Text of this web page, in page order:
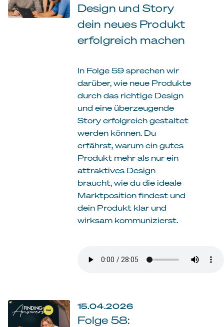
Design und Story
dein neues Produkt
erfolgreich machen
In Folge 59 sprechen wir
darüber, wie neue Produkte
durch das richtige Design
und eine überzeugende
Story erfolgreich gestaltet
werden können. Du
erfährst, warum ein gutes
Produkt mehr als nur ein
attraktives Design
braucht, wie du die ideale
Marktposition findest und
dein Produkt klar und
wirksam kommunizierst.
15.04.2026
Folge 58: